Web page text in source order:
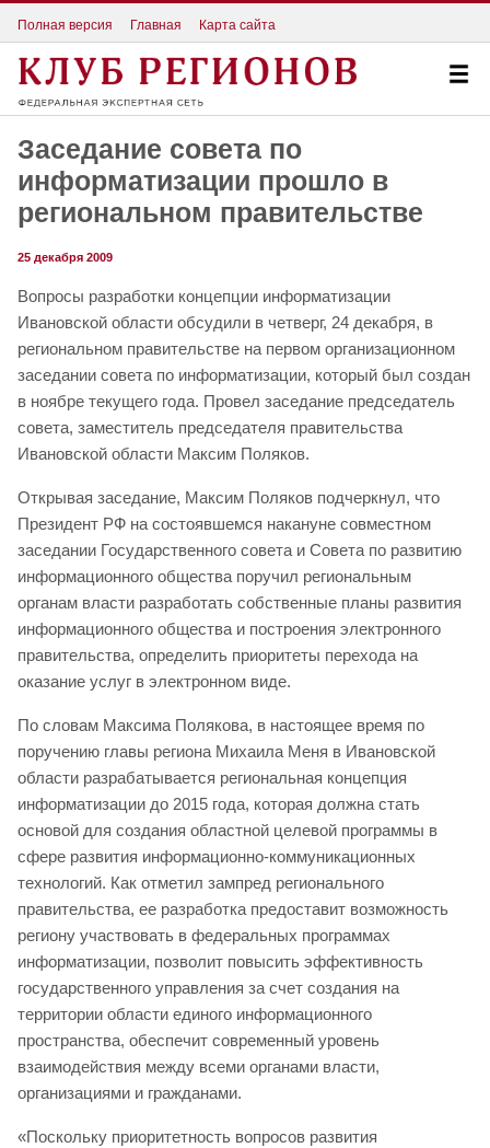
Полная версия Главная Карта сайта
Заседание совета по
информатизации прошло в
региональном правительстве
25 декабря 2009
Вопросы разработки концепции информатизации
Ивановской области обсудили в четверг, 24 декабря, в
региональном правительстве на первом организационном
заседании совета по информатизации, который был создан
в ноябре текущего года. Провел заседание председатель
совета, заместитель председателя правительства
Ивановской области Максим Поляков.
Открывая заседание, Максим Поляков подчеркнул, что
Президент РФ на состоявшемся накануне совместном
заседании Государственного совета и Совета по развитию
информационного общества поручил региональным
органам власти разработать собственные планы развития
информационного общества и построения электронного
правительства, определить приоритеты перехода на
оказание услуг в электронном виде.
По словам Максима Полякова, в настоящее время по
поручению главы региона Михаила Меня в Ивановской
области разрабатывается региональная концепция
информатизации до 2015 года, которая должна стать
основой для создания областной целевой программы в
сфере развития информационно-коммуникационных
технологий. Как отметил зампред регионального
правительства, ее разработка предоставит возможность
региону участвовать в федеральных программах
информатизации, позволит повысить эффективность
государственного управления за счет создания на
территории области единого информационного
пространства, обеспечит современный уровень
взаимодействия между всеми органами власти,
организациями и гражданами.
«Поскольку приоритетность вопросов развития